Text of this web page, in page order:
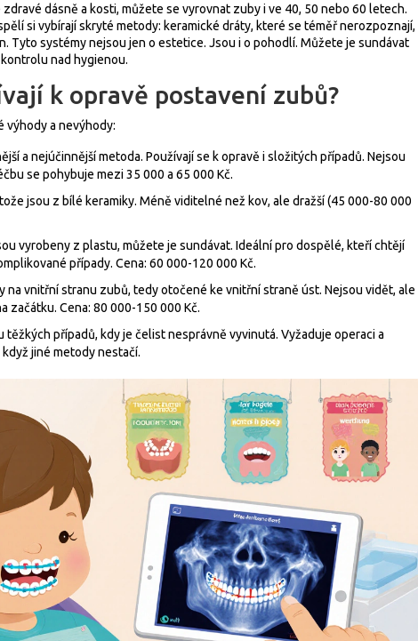
dásně a kosti, můžete se vyrovnat zuby i ve 40, 50 nebo 60 letech.
si vybírají skryté metody: keramické dráty, které se téměř nerozpoznají,
Tyto systémy nejsou jen o estetice. Jsou i o pohodlí. Můžete je sundávat
nad hygienou.
k opravě postavení zubů?
výhody a nevýhody:
a nejúčinnější metoda. Používají se k opravě i složitých případů. Nejsou
se pohybuje mezi 35 000 a 65 000 Kč.
jsou z bílé keramiky. Méně viditelné než kov, ale dražší (45 000-80 000
vyrobeny z plastu, můžete je sundávat. Ideální pro dospělé, kteří chtějí
případy. Cena: 60 000-120 000 Kč.
na vnitřní stranu zubů, tedy otočené ke vnitřní straně úst. Nejsou vidět, ale
začátku. Cena: 80 000-150 000 Kč.
těžkých případů, kdy je čelist nesprávně vyvinutá. Vyžaduje operaci a
jiné metody nestačí.